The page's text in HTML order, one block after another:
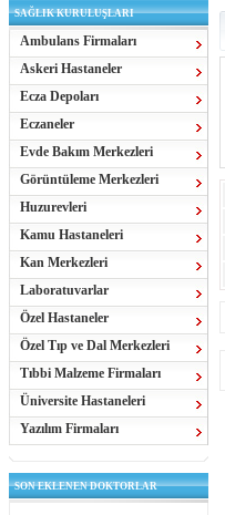
SAĞLIK KURULUŞLARI
Ambulans Firmaları
Askeri Hastaneler
Ecza Depoları
Eczaneler
Evde Bakım Merkezleri
Görüntüleme Merkezleri
Huzurevleri
Kamu Hastaneleri
Kan Merkezleri
Laboratuvarlar
Özel Hastaneler
Özel Tıp ve Dal Merkezleri
Tıbbi Malzeme Firmaları
Üniversite Hastaneleri
Yazılım Firmaları
SON EKLENEN DOKTORLAR